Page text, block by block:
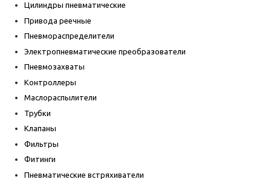
Цилиндры пневматические
Привода реечные
Пневмораспределители
Электропневматические преобразователи
Пневмозахваты
Контроллеры
Маслораспылители
Трубки
Клапаны
Фильтры
Фитинги
Пневматические встряхиватели